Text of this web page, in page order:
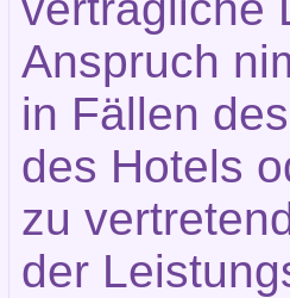
Anspruch
in Fällen
des Hotels
zu
der